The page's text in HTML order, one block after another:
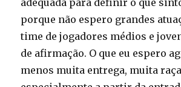
adequada para definir o que
porque não espero grandes
time de jogadores médios e
de afirmação. O que eu espero
menos muita entrega, muita